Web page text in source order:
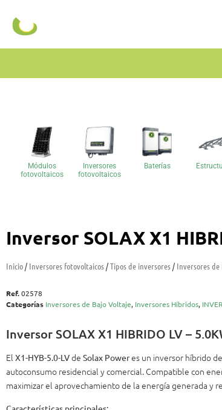
Módulos
fotovoltaicos
Inversores
fotovoltaicos
Baterías
Inversor SOLAX X1
Inicio/ Inversores fotovoltaicos/Tipos de inversores/ Inversores de
Ref.02578
Categorías Inversores de Bajo Voltaje, Inversores Híbridos,
Inversor SOLAX X1 HIBRIDO LV –
El X1-HYB-5.0-LVde Solax Poweres un inversor híbrido
autoconsumo residencial y comercial. Compatible con
maximizar el aprovechamiento de la energía generada y